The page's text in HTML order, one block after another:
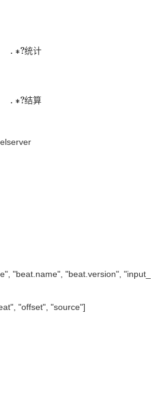
统计
. ∗?统计
结算
. ∗?结算
"beat.name", "beat.version", "input_
"offset", "source"]